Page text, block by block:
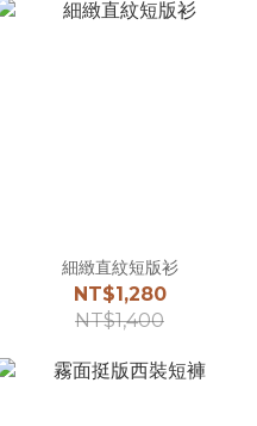
細緻直紋短版衫
NT$1,280
NT$1,400